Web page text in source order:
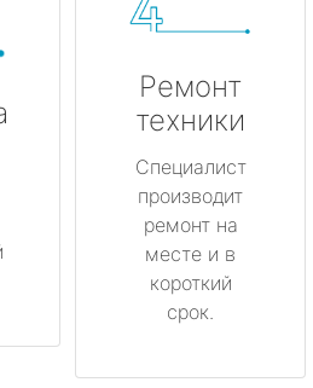
Ремонт
техники
Специалист
производит
ремонт на
месте и в
короткий
срок.